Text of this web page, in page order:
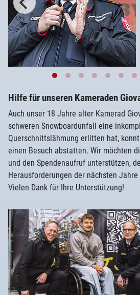
Hilfe für unseren Kameraden
Auch unser 18 Jahre alter Kamerad
schweren Snowboardunfall eine
Querschnittslähmung erlitten hat,
einen Besuch abstatten. Wir möchten
und den Spendenaufruf unterstützen,
Herausforderungen der nächsten
Vielen Dank für Ihre Unterstützung!